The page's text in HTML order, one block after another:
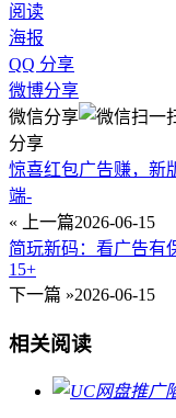
阅读
海报
QQ 分享
微博分享
微信分享
分享
惊喜红包广告赚，新
端-
« 上一篇2026-06-15
简玩新码：看广告有
15+
下一篇 »2026-06-15
相关阅读